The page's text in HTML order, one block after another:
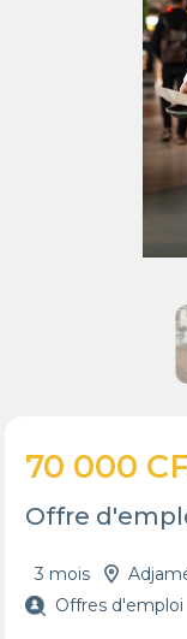
70 000
Offre
3 mois
Offres d'emploi